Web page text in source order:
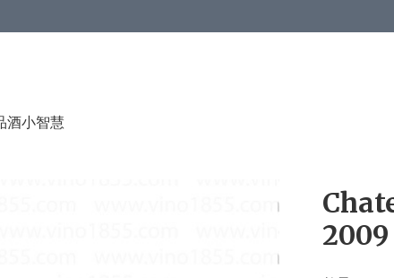
酒小智慧
2009